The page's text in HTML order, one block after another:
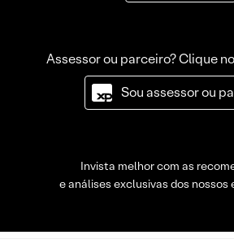
Assessor ou parceiro? Clique
Sou assessor ou
Invista melhor com as
e análises exclusivas dos nossos